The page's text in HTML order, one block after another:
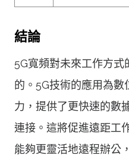
結論
5G寬頻對未來工作方
的。5G技術的應用為
力，提供了更快速的數
連接。這將促進遠距工
能夠更靈活地遠程辦公